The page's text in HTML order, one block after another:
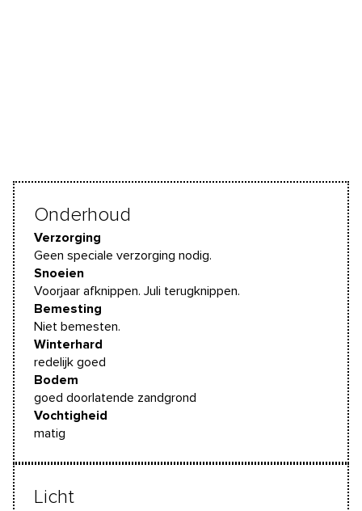
Onderhoud
Verzorging
Geen speciale verzorging nodig.
Snoeien
Voorjaar afknippen. Juli terugknippen.
Bemesting
Niet bemesten.
Winterhard
redelijk goed
Bodem
goed doorlatende zandgrond
Vochtigheid
matig
Licht